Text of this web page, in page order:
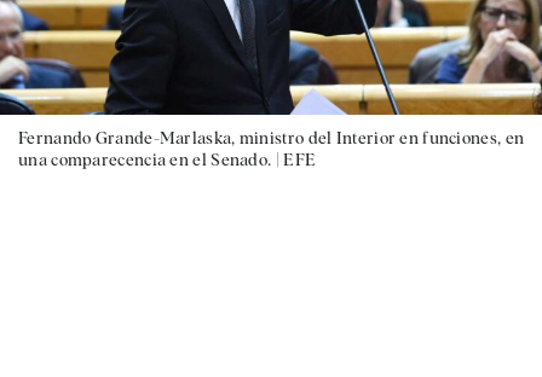
Fernando Grande-Marlaska, ministro del Interior en funciones, en
una comparecencia en el Senado. |EFE